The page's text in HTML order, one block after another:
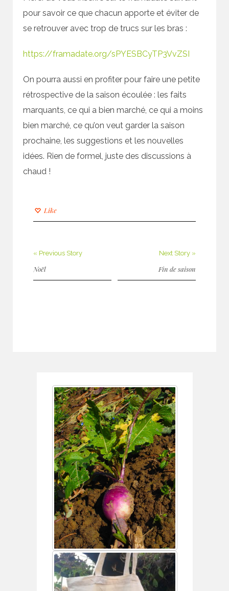
pour savoir ce que chacun apporte et éviter de
se retrouver avec trop de trucs sur les bras :
https://framadate.org/sPYESBCyTP3VvZSI
On pourra aussi en profiter pour faire une petite
rétrospective de la saison écoulée : les faits
marquants, ce qui a bien marché, ce qui a moins
bien marché, ce qu’on veut garder la saison
prochaine, les suggestions et les nouvelles
idées. Rien de formel, juste des discussions à
chaud !
Like
« Previous Story
Noël
Next Story »
Fin de saison